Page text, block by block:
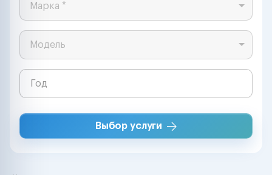
Марка *
Модель
Выбор услуги